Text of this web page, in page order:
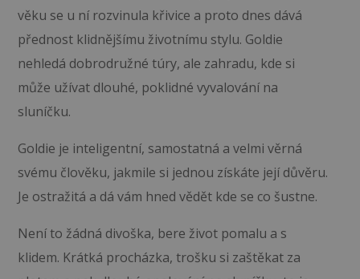
věku se u ní rozvinula křivice a proto dnes dává
přednost klidnějšímu životnímu stylu. Goldie
nehledá dobrodružné túry, ale zahradu, kde si
může užívat dlouhé, poklidné vyvalování na
sluníčku.
Goldie je inteligentní, samostatná a velmi věrná
svému člověku, jakmile si jednou získáte její důvěru.
Je ostražitá a dá vám hned vědět kde se co šustne.
Není to žádná divoška, bere život pomalu a s
klidem. Krátká procházka, trošku si zaštěkat za